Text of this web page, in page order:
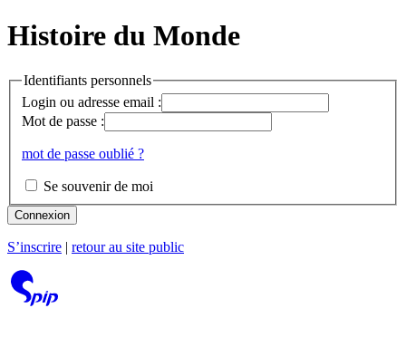
Histoire du Monde
Identifiants personnels
Login ou adresse email :
Mot de passe :
mot de passe oublié ?
Se souvenir de moi
Connexion
S’inscrire retour au site public